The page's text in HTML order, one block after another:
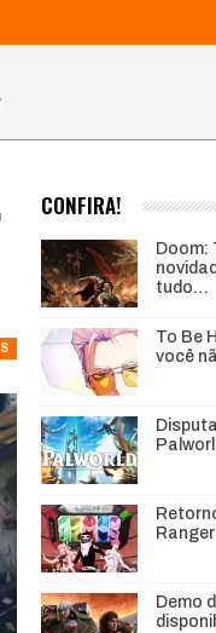
CONFIRA!
Doom:
tudo…
To Be
você
Demo